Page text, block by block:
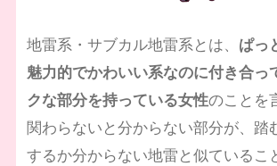
地雷系・サブカル地雷系とは、 ぱっ
魅力的でかわいい系なのに付き合っ
クな部分を持っている女性のことを
関わらないと分からない部分が、踏
するか分からない地雷と似ているこ